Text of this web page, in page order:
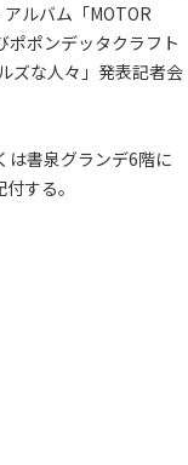
ルバム「MOTOR
ポンデッタクラフト
ズな人々」発表記者会
は書泉グランデ6階に
する。